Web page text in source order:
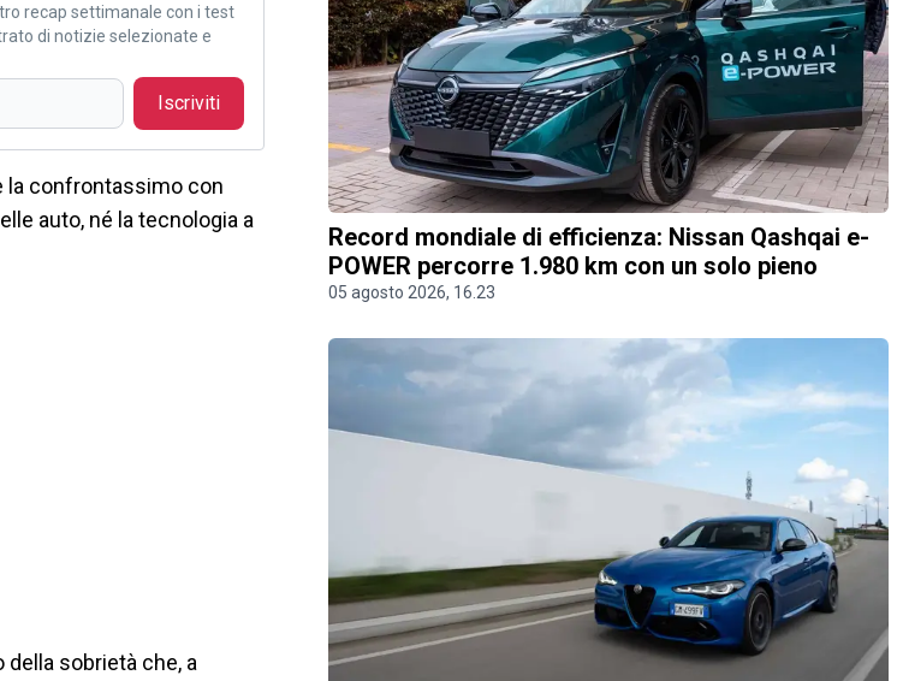
recap settimanale con i test
di notizie selezionate e
Iscriviti
la confrontassimo con
auto, né la tecnologia a
sobrietà che, a
Record mondiale di efficienza: Nissan Qashqai e-
POWER percorre 1.980 km con un solo pieno
05 agosto 2026, 16.23